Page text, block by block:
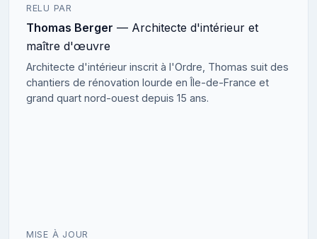
RELU PAR
Thomas Berger — Architecte d'intérieur et
maître d'œuvre
Architecte d'intérieur inscrit à l'Ordre, Thomas suit des
chantiers de rénovation lourde en Île-de-France et
grand quart nord-ouest depuis 15 ans.
MISE À JOUR